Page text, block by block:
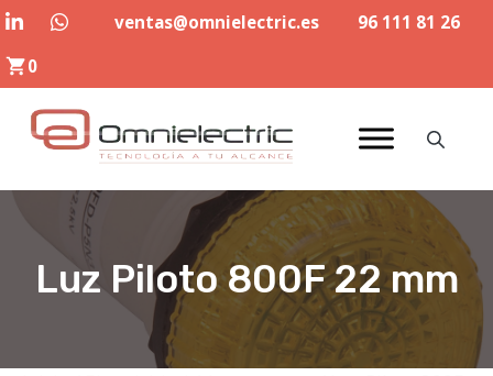
Saltar
contenido
ventas@omnielectric.es
96 111 81 26
0
Luz Piloto 800F 22 mm